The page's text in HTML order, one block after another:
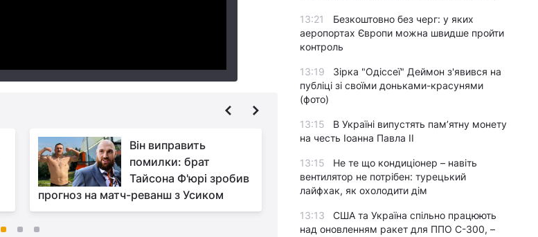
Він виправить
помилки: брат
Тайсона Ф'юрі зробив
прогноз на матч-реванш з Усиком
Футбольне
Євро-2024: штаб
збірної України
оголосив остаточну заявку
13:21
Безкоштовно без черг: у яких
аеропортах Європи можна швидше пройти
контроль
13:19
Зірка "Одіссеї" Деймон з'явився на
публіці зі своїми доньками-красунями
(фото)
13:15
В Україні випустять пам’ятну монету
на честь Іоанна Павла II
13:15
Не те що кондиціонер – навіть
вентилятор не потрібен: турецький
лайфхак, як охолодити дім
13:13
США та Україна спільно працюють
над оновленням ракет для ППО С-300, –